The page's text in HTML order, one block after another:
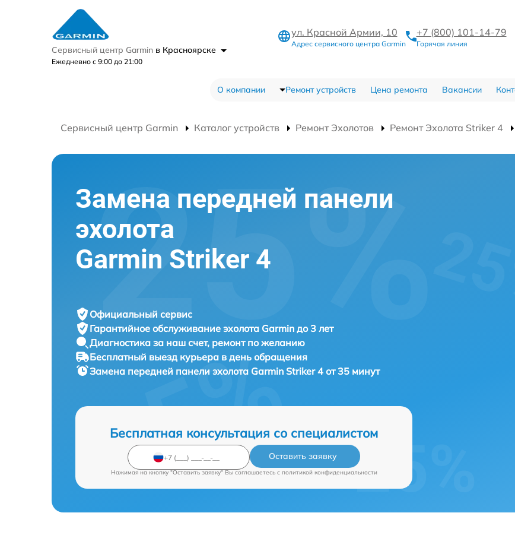
Сервисный центр Garmin в Красноярске
Ежедневно с 9:00 до 21:00
ул. Красной Армии, 10
Адрес сервисного центра Garmin
+7 (800) 101-14-79
Горячая линия
О компании Ремонт устройств Цена ремонта Вакансии
Сервисный центр Garmin Каталог устройств Ремонт Эхолотов Ремонт Эхолота Striker 4
Замена передней панели
эхолота
Garmin Striker 4
Официальный сервис
Гарантийное обслуживание эхолота Garmin до 3 лет
Диагностика за наш счет, ремонт по желанию
Бесплатный выезд курьера в день обращения
Замена передней панели эхолота Garmin Striker 4 от 35 минут
Бесплатная консультация со специалистом
Оставить заявку
Нажимая на кнопку "Оставить заявку" Вы соглашаетесь c политикой конфиденциальности